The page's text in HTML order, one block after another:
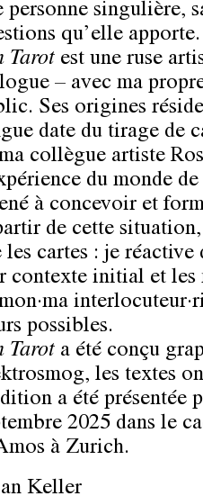
personne singulière,
qu’elle apporte.
Tarot est une ruse
– avec ma
Ses origines
date du tirage de
collègue artiste
du monde
à concevoir et
de cette
cartes : je réactive
contexte initial et les
possibles.
Tarot a été conçu
les textes
a été présentée
2025 dans le
à Zurich.
Keller